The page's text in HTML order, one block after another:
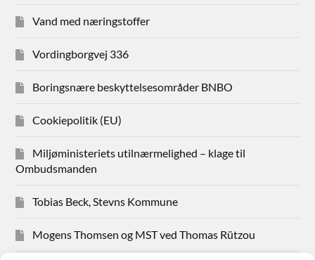
Vand med næringstoffer
Vordingborgvej 336
Boringsnære beskyttelsesområder BNBO
Cookiepolitik (EU)
Miljøministeriets utilnærmelighed – klage til
Ombudsmanden
Tobias Beck, Stevns Kommune
Mogens Thomsen og MST ved Thomas Rützou